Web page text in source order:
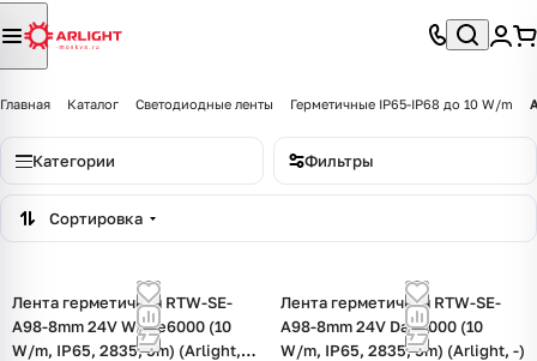
Главная Каталог Светодиодные ленты Герметичные IP65-IP68 до 10 W/m
Категории Фильтры
Сортировка
Лента герметичная RTW-SE-
A98-8mm 24V White6000 (10
W/m, IP65, 2835, 5m) (Arlight,
Лента герметичная RTW-SE-
A98-8mm 24V Day4000 (10
W/m, IP65, 2835, 5m) (Arlight, -)